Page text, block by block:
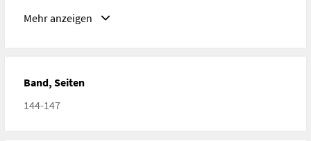
URL
schiele.html
Mehr anzeigen
Band, Seiten
144-147